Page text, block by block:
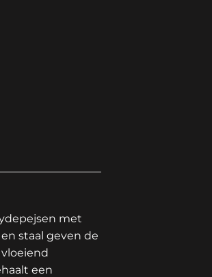
met
staal geven de
een